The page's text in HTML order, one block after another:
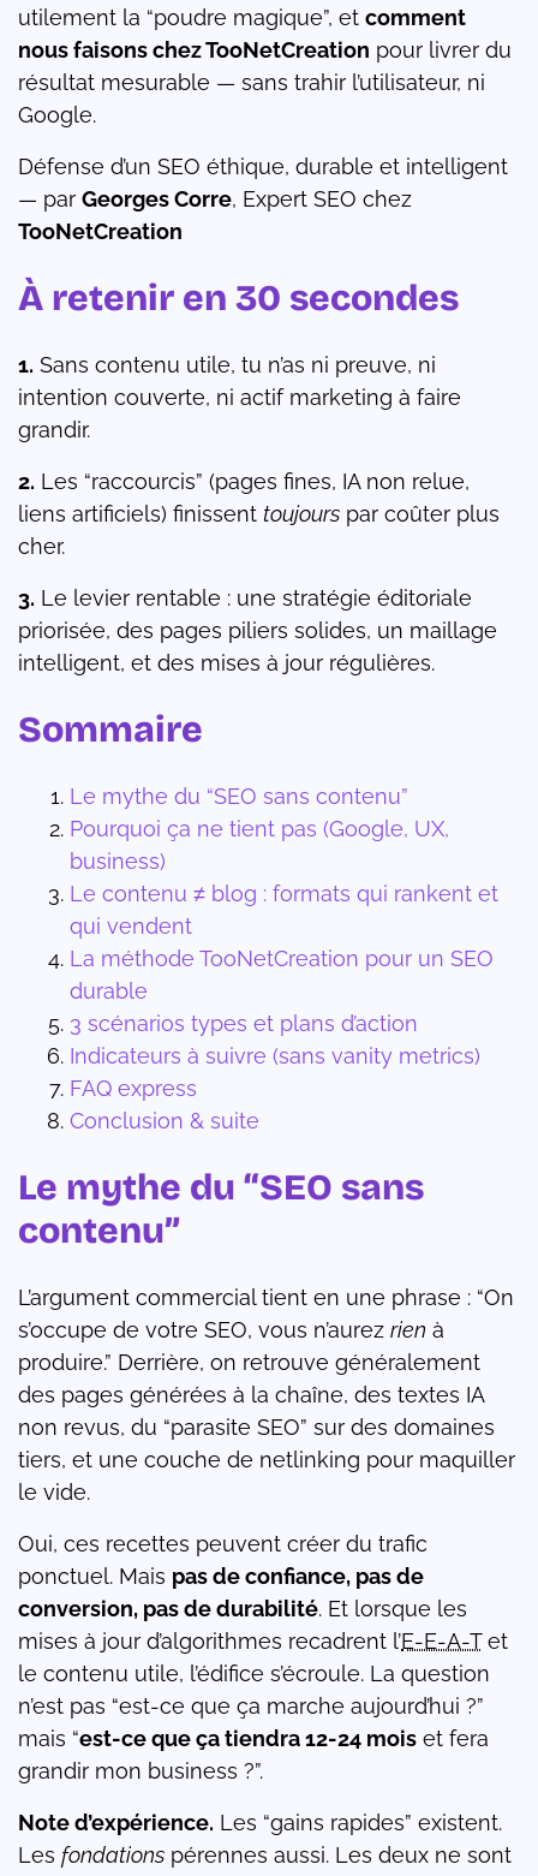
utilement la “poudre magique”, et comment
nous faisons chez TooNetCreation pour livrer du
résultat mesurable — sans trahir l’utilisateur, ni
Google.
Défense d’un SEO éthique, durable et intelligent
— par Georges Corre, Expert SEO chez
TooNetCreation
À retenir en 30 secondes
1. Sans contenu utile, tu n’as ni preuve, ni
intention couverte, ni actif marketing à faire
grandir.
2. Les “raccourcis” (pages fines, IA non relue,
liens artificiels) finissent toujours par coûter plus
cher.
3. Le levier rentable : une stratégie éditoriale
priorisée, des pages piliers solides, un maillage
intelligent, et des mises à jour régulières.
Sommaire
Le mythe du “SEO sans contenu”
Pourquoi ça ne tient pas (Google, UX,
business)
Le contenu ≠ blog : formats qui rankent et
qui vendent
La méthode TooNetCreation pour un SEO
durable
3 scénarios types et plans d’action
Indicateurs à suivre (sans vanity metrics)
FAQ express
Conclusion & suite
Le mythe du “SEO sans
contenu”
L’argument commercial tient en une phrase : “On
s’occupe de votre SEO, vous n’aurez rien à
produire.” Derrière, on retrouve généralement
des pages générées à la chaîne, des textes IA
non revus, du “parasite SEO” sur des domaines
tiers, et une couche de netlinking pour maquiller
le vide.
Oui, ces recettes peuvent créer du trafic
ponctuel. Mais pas de confiance, pas de
conversion, pas de durabilité. Et lorsque les
mises à jour d’algorithmes recadrent l’E-E-A-Tet
le contenu utile, l’édifice s’écroule. La question
n’est pas “est-ce que ça marche aujourd’hui ?”
mais “est-ce que ça tiendra 12-24 mois et fera
grandir mon business ?”.
Note d’expérience. Les “gains rapides” existent.
Les fondations pérennes aussi. Les deux ne sont